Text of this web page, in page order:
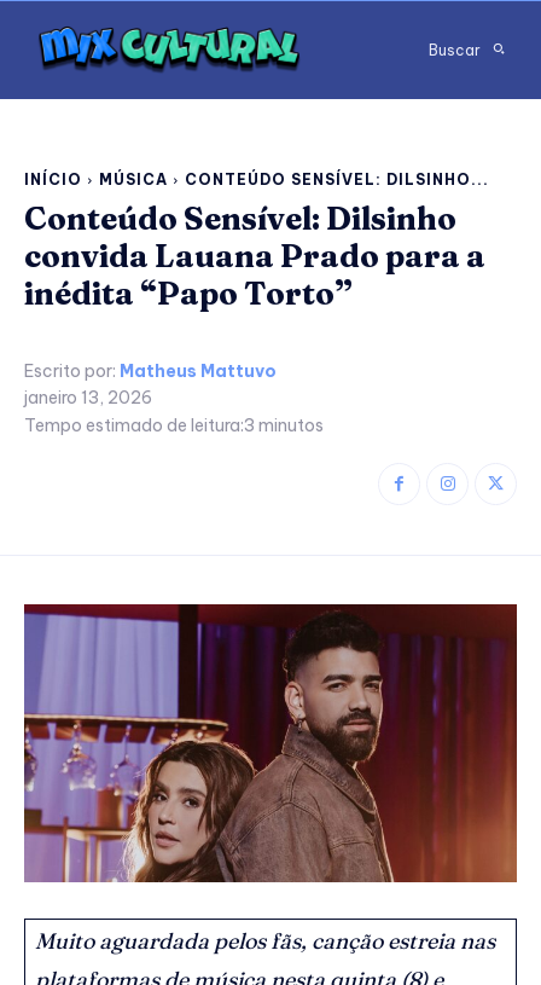
Buscar
INÍCIO MÚSICA CONTEÚDO SENSÍVEL: DILSINHO...
Conteúdo Sensível: Dilsinho
convida Lauana Prado para a
inédita “Papo Torto”
Escrito por: Matheus Mattuvo
janeiro 13, 2026
Tempo estimado de leitura:3 minutos
Muito aguardada pelos fãs, canção estreia nas
plataformas de música nesta quinta (8) e